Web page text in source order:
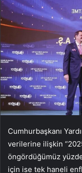
Cumhurbaşkanı
verilerine ilişkin
öngördüğümüz
için ise tek haneli